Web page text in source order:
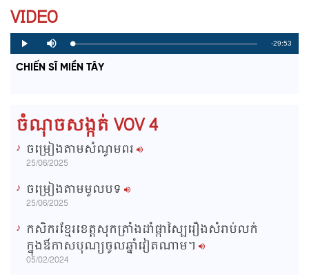
VIDEO
P
l
y
M
u
e
L
o
a
d
P
r
o
g
R
-29:53
CHIẾN SĨ MIỀN TÂY
ចំណុចសង្កត់ VOV 4
ចម្រៀងតាមសំណូមពរ
25/06/2025
ចម្រៀងតាមមូលបទ
25/06/2025
កសិករខ្មែរខេត្តសុកត្រាំងដាំផ្កាស្បៃរឿងសំរាប់លក់
ក្នុងឳកាសបុណ្យចូលឆ្នាំវៀតណាម។
05/02/2024